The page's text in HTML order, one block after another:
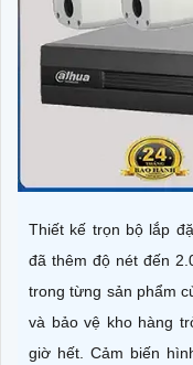
Thiết kế trọn bộ lắp
đã thêm độ nét đến
trong từng sản phẩm
và bảo vệ kho hàng
giờ hết. Cảm biến